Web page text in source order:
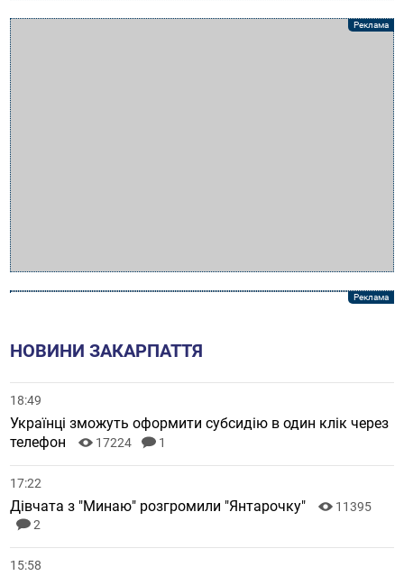
НОВИНИ ЗАКАРПАТТЯ
18:49
Українці зможуть оформити субсидію в один клік через
телефон
17224 1
17:22
Дівчата з "Минаю" розгромили "Янтарочку"
11395
2
15:58